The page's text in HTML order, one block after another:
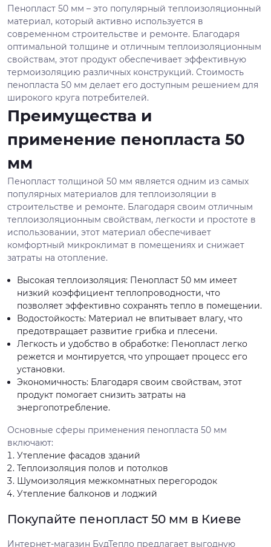
Пенопласт 50 мм – это популярный теплоизоляционный
материал, который активно используется в
современном строительстве и ремонте. Благодаря
оптимальной толщине и отличным теплоизоляционным
свойствам, этот продукт обеспечивает эффективную
термоизоляцию различных конструкций. Стоимость
пенопласта 50 мм делает его доступным решением для
широкого круга потребителей.
Преимущества и
применение пенопласта 50
мм
Пенопласт толщиной 50 мм является одним из самых
популярных материалов для теплоизоляции в
строительстве и ремонте. Благодаря своим отличным
теплоизоляционным свойствам, легкости и простоте в
использовании, этот материал обеспечивает
комфортный микроклимат в помещениях и снижает
затраты на отопление.
Высокая теплоизоляция: Пенопласт 50 мм имеет
низкий коэффициент теплопроводности, что
позволяет эффективно сохранять тепло в помещении.
Водостойкость: Материал не впитывает влагу, что
предотвращает развитие грибка и плесени.
Легкость и удобство в обработке: Пенопласт легко
режется и монтируется, что упрощает процесс его
установки.
Экономичность: Благодаря своим свойствам, этот
продукт помогает снизить затраты на
энергопотребление.
Основные сферы применения пенопласта 50 мм
включают:
Утепление фасадов зданий
Теплоизоляция полов и потолков
Шумоизоляция межкомнатных перегородок
Утепление балконов и лоджий
Покупайте пенопласт 50 мм в Киеве
Интернет-магазин БудТепло предлагает выгодную